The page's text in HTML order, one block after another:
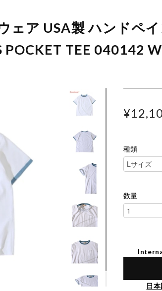
ェア USA製 ハンドペ
POCKET TEE 040142
種類
数量
日